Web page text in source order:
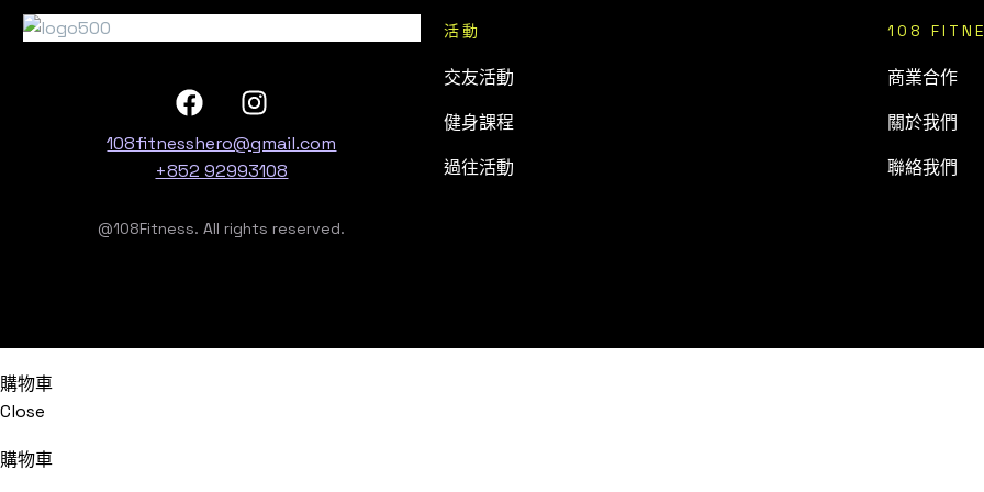
108fitnesshero@gmail.com
+852 92993108
@108Fitness. All rights reserved.
活動
交友活動
健身課程
過往活動
108
商業合作
關於我們
聯絡我們
購物車
Close
購物車